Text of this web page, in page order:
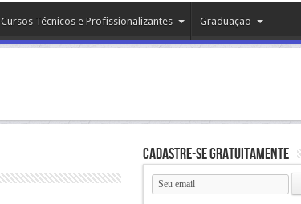
Cursos Técnicos e Profissionalizantes Graduação
Cadastre-se gratuitamente